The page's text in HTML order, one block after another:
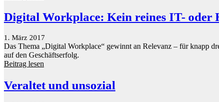
Digital Workplace: Kein reines IT- oder
1. März 2017
Das Thema „Digital Workplace“ gewinnt an Relevanz – für knapp
auf den Geschäftserfolg.
Beitrag lesen
Veraltet und unsozial